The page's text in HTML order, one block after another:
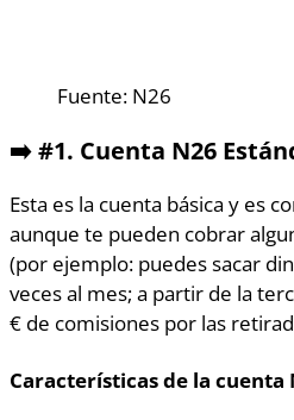
Fuente: N26
➡️ #1. Cuenta N26
Esta es la cuenta básica y es
aunque te pueden cobrar
(por ejemplo: puedes sacar
veces al mes; a partir de la
€ de comisiones por las
Características de la cuenta